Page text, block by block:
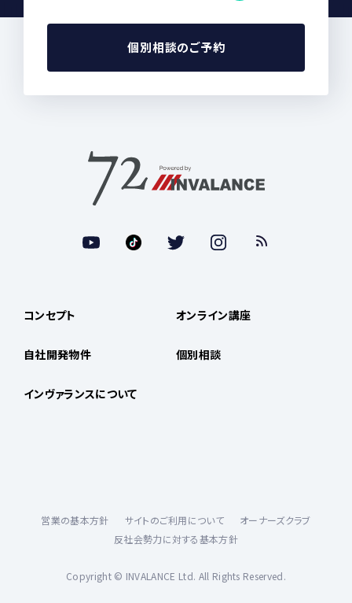
個別相談のご予約
コンセプト
自社開発物件
インヴァランスについて
オンライン講座
個別相談
営業の基本方針 サイトのご利用について
オーナーズクラブ
反社会勢力に対する基本方針
Copyright © INVALANCE Ltd. All Rights Reserved.